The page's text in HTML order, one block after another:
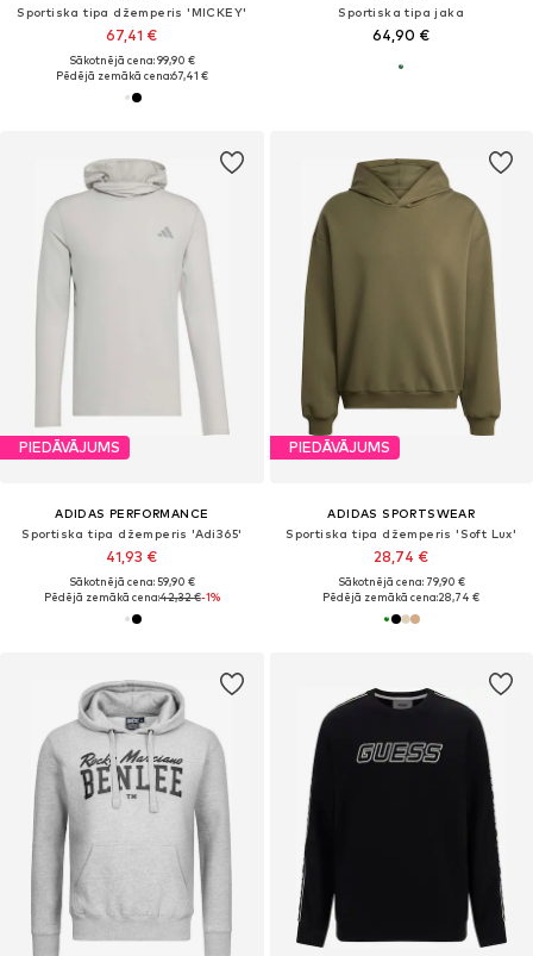
Sportiska tipa džemperis 'MICKEY'
67,41 €
Sākotnējā cena: 99,90 €
Pēdējā zemākā cena:67,41 €
Sportiska tipa jaka
64,90 €
PIEDĀVĀJUMS
ADIDAS PERFORMANCE
Sportiska tipa džemperis 'Adi365'
41,93 €
Sākotnējā cena: 59,90 €
Pēdējā zemākā cena:42,32 €-1%
PIEDĀVĀJUMS
ADIDAS SPORTSWEAR
Sportiska tipa džemperis 'Soft Lux'
28,74 €
Sākotnējā cena: 79,90 €
Pēdējā zemākā cena:28,74 €